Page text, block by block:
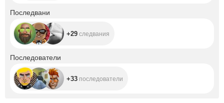
Последвани
+29 следвания
Последователи
+33 последователи